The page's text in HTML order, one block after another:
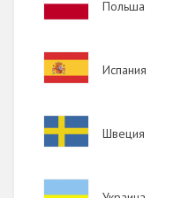
Польша
Image
Испания
Image
Швеция